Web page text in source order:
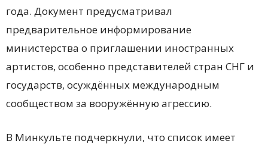
года. Документ предусматривал
предварительное информирование
министерства о приглашении иностранных
артистов, особенно представителей стран СНГ и
государств, осуждённых международным
сообществом за вооружённую агрессию.
В Минкульте подчеркнули, что список имеет